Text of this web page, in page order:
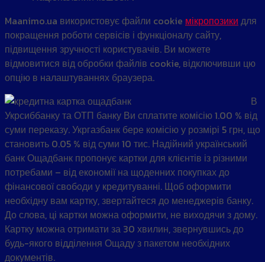
Maanimo.ua використовує файли cookie мікропозики для
покращення роботи сервісів і функціоналу сайту,
підвищення зручності користувачів. Ви можете
відмовитися від обробки файлів cookie, відключивши цю
опцію в налаштуваннях браузера.
В
Укрсиббанку та ОТП банку Ви сплатите комісію 1.00 % від
суми переказу. Укргазбанк бере комісію у розмірі 5 грн, що
становить 0.05 % від суми 10 тис. Надійний український
банк Ощадбанк пропонує картки для клієнтів із різними
потребами – від економії на щоденних покупках до
фінансової свободи у кредитуванні. Щоб оформити
необхідну вам картку, звертайтеся до менеджерів банку.
До слова, ці картки можна оформити, не виходячи з дому.
Картку можна отримати за 30 хвилин, звернувшись до
будь-якого відділення Ощаду з пакетом необхідних
документів.